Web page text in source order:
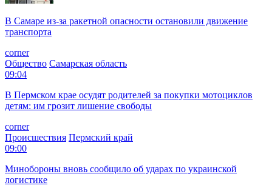
В Самаре из-за ракетной опасности остановили движение
транспорта
corner
Общество Самарская область
09:04
В Пермском крае осудят родителей за покупки мотоциклов
детям: им грозит лишение свободы
corner
Происшествия Пермский край
09:00
Минобороны вновь сообщило об ударах по украинской
логистике